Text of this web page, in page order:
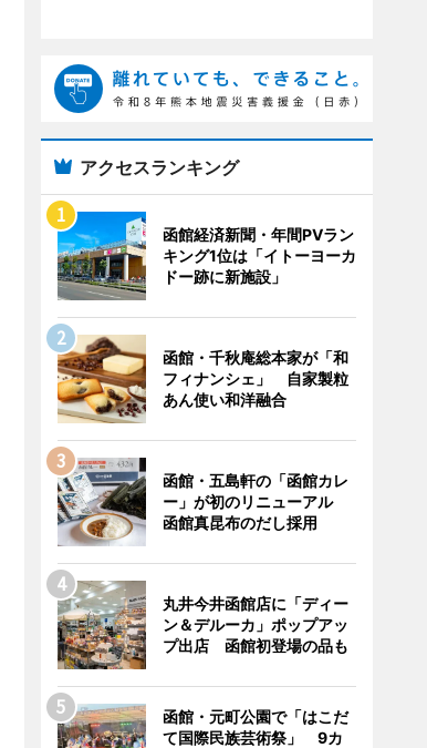
アクセスランキング
函館経済新聞・年間PVラン
キング1位は「イトーヨーカ
ドー跡に新施設」
函館・千秋庵総本家が「和
フィナンシェ」 自家製粒
あん使い和洋融合
函館・五島軒の「函館カレ
ー」が初のリニューアル
函館真昆布のだし採用
丸井今井函館店に「ディー
ン＆デルーカ」ポップアッ
プ出店 函館初登場の品も
函館・元町公園で「はこだ
て国際民族芸術祭」 9カ